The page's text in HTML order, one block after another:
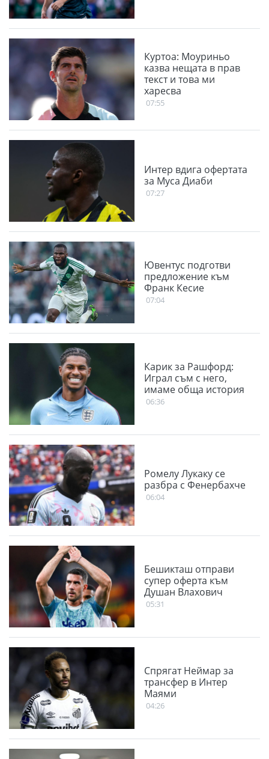
Куртоа: Моуриньо
казва нещата в прав
текст и това ми
харесва
07:55
Интер вдига офертата
за Муса Диаби
07:27
Ювентус подготви
предложение към
Франк Кесие
07:04
Карик за Рашфорд:
Играл съм с него,
имаме обща история
06:36
Ромелу Лукаку се
разбра с Фенербахче
06:04
Бешикташ отправи
супер оферта към
Душан Влахович
05:31
Спрягат Неймар за
трансфер в Интер
Маями
04:26